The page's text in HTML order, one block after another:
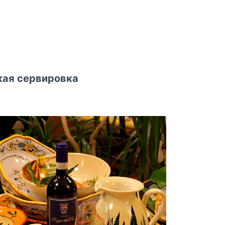
сервировка